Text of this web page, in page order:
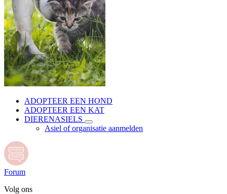
ADOPTEER EEN HOND
ADOPTEER EEN KAT
DIERENASIELS
Asiel of organisatie aanmelden
Forum
Volg ons